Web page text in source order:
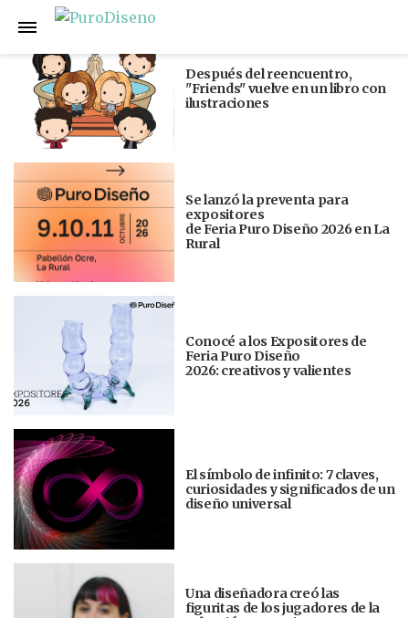
Anterior
Después del reencuentro,
"Friends" vuelve en un libro con
ilustraciones
Se lanzó la preventa para
expositores
de Feria Puro Diseño 2026 en La
Rural
Conocé a los Expositores de
Feria Puro Diseño
2026: creativos y valientes
El símbolo de infinito: 7 claves,
curiosidades y significados de un
diseño universal
Una diseñadora creó las
figuritas de los jugadores de la
Siguiente